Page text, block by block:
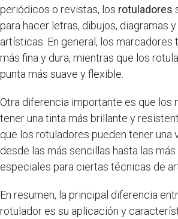
periódicos o revistas, los rotuladores
para hacer letras, dibujos, diagramas
artísticas. En general, los marcadores
más fina y dura, mientras que los
punta más suave y flexible.
Otra diferencia importante es que los
tener una tinta más brillante y
que los rotuladores pueden tener una
desde las más sencillas hasta las
especiales para ciertas técnicas de
En resumen, la principal diferencia
rotulador es su aplicación y